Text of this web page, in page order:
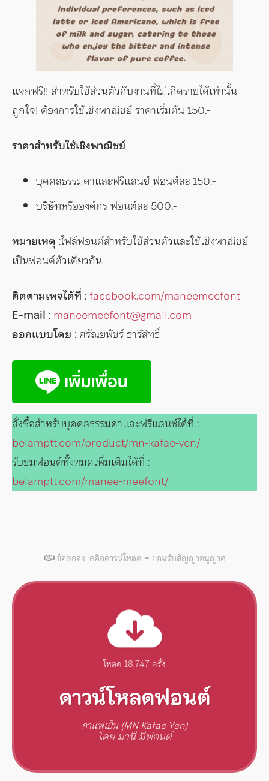
แจกฟรี!! สำหรับใช้ส่วนตัวกับงานที่ไม่เกิดรายได้เท่านั้น
ถูกใจ! ต้องการใช้เชิงพาณิชย์ ราคาเริ่มต้น 150.-
ราคาสำหรับใช้เชิงพาณิชย์
บุคคลธรรมดาและฟรีแลนซ์ ฟอนต์ละ 150.-
บริษัทหรือองค์กร ฟอนต์ละ 500.-
หมายเหตุ :ไฟล์ฟอนต์สำหรับใช้ส่วนตัวและใช้เชิงพาณิชย์
เป็นฟอนต์ตัวเดียวกัน
ติดตามเพจได้ที่ :facebook.com/maneemeefont
E-mail : maneemeefont@gmail.com
ออกแบบโดย : ศรัณยพัชร์ ธารีสิทธิ์
สั่งซื้อสำหรับบุคคลธรรมดาและฟรีแลนซ์ได้ที่ :
belamptt.com/product/mn-kafae-yen/
รับชมฟอนต์ทั้งหมดเพิ่มเติมได้ที่ :
belamptt.com/manee-meefont/
ข้อตกลง: คลิกดาวน์โหลด = ยอมรับสัญญาอนุญาต
โหลด 18,747 ครั้ง
ดาวน์โหลดฟอนต์
กาแฟเย็น (MN Kafae Yen)
โดย มานี มีฟอนต์